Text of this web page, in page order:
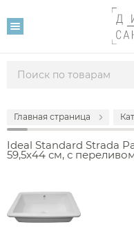
Главная страница
Ideal Standard Strada
59,5x44 см, с